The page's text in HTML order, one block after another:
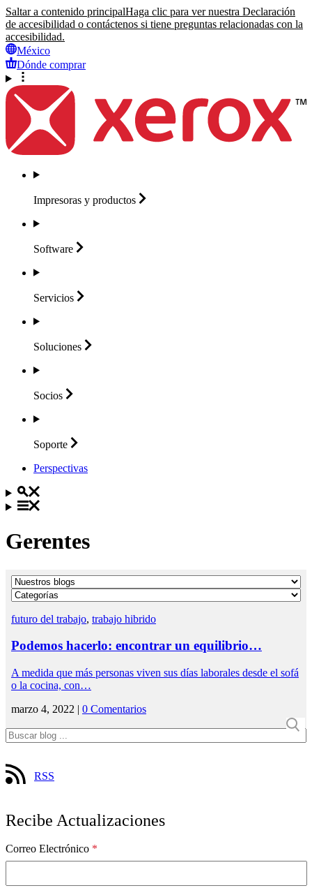
Saltar a contenido principalHaga clic para ver nuestra Declaración
de accesibilidad o contáctenos si tiene preguntas relacionadas con la
accesibilidad.
México
Dónde comprar
Impresoras y productos
Software
Servicios
Soluciones
Socios
Soporte
Perspectivas
Gerentes
futuro del trabajo, trabajo hibrido
Podemos hacerlo: encontrar un equilibrio…
A medida que más personas viven sus días laborales desde el sofá
o la cocina, con…
marzo 4, 2022 | 0 Comentarios
RSS
Recibe Actualizaciones
Correo Electrónico *